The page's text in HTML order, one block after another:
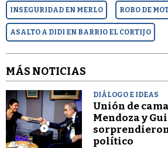
INSEGURIDAD EN MERLO ROBO DE
ASALTO A DIDI EN BARRIO EL CORTIJO
MÁS NOTICIAS
DIÁLOGO E IDEAS
Unión de
Mendoza y
político